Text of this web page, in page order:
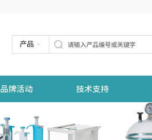
产品
品牌活动 技术支持